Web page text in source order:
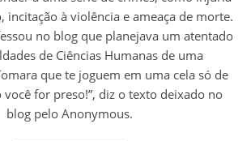
incitação à violência e ameaça de morte.
no blog que planejava um atentado
de Ciências Humanas de uma
que te joguem em uma cela só de
você for preso!”, diz o texto deixado no
blog pelo Anonymous.